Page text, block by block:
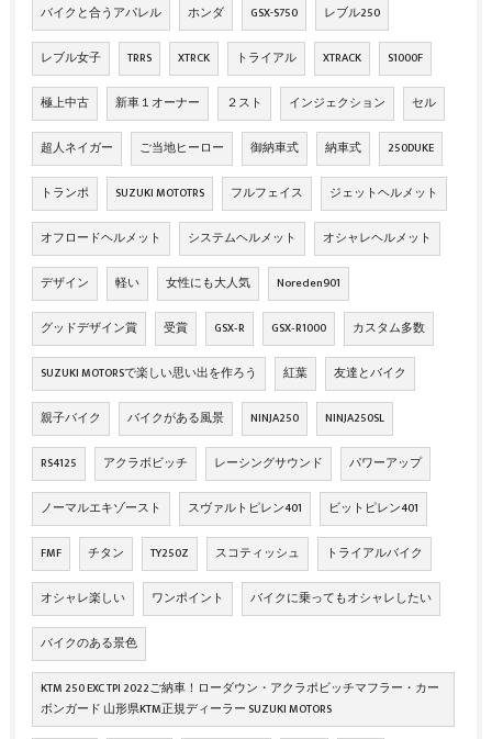
バイクと合うアパレル ホンダ GSX-S750 レブル250
レブル女子 TRRS XTRCK トライアル XTRACK S1000F
極上中古 新車１オーナー ２スト インジェクション セル
超人ネイガー ご当地ヒーロー 御納車式 納車式 250DUKE
トランポ SUZUKI MOTOTRS フルフェイス ジェットヘルメット
オフロードヘルメット システムヘルメット オシャレヘルメット
デザイン 軽い 女性にも大人気 Noreden901
グッドデザイン賞 受賞 GSX‐R GSX‐R1000 カスタム多数
SUZUKI MOTORSで楽しい思い出を作ろう 紅葉 友達とバイク
親子バイク バイクがある風景 NINJA250 NINJA250SL
RS4125 アクラボビッチ レーシングサウンド パワーアップ
ノーマルエキゾースト スヴァルトピレン401 ビットピレン401
FMF チタン TY250Z スコティッシュ トライアルバイク
オシャレ楽しい ワンポイント バイクに乗ってもオシャレしたい
バイクのある景色
KTM 250 EXC TPI 2022ご納車！ローダウン・アクラポビッチマフラー・カー
ボンガード 山形県KTM正規ディーラー SUZUKI MOTORS